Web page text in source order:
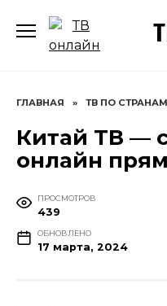
содержанию
ГЛАВНАЯ » ТВ ПО СТРАНАМ
Китай ТВ —
онлайн
ПРОСМОТРОВ
439
ОБНОВЛЕНО
17 марта, 2024